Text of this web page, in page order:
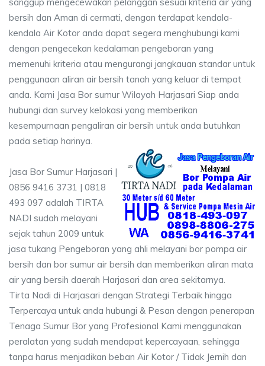
bersih dan Aman di cermati, dengan terdapat kendala-
kendala Air Kotor anda dapat segera menghubungi kami
dengan pengecekan kedalaman pengeboran yang
memenuhi kriteria atau mengurangi jangkauan standar untuk
penggunaan aliran air bersih tanah yang keluar di tempat
anda. Kami Jasa Bor sumur Wilayah Harjasari Siap anda
hubungi dan survey kelokasi yang memberikan
kesempurnaan pengaliran air bersih untuk anda butuhkan
pada setiap harinya.
Jasa Bor Sumur Harjasari |
0856 9416 3731 | 0818
493 097 adalah TIRTA
NADI sudah melayani
sejak tahun 2009 untuk
jasa tukang Pengeboran yang ahli melayani bor pompa air
bersih dan bor sumur air bersih dan memberikan aliran mata
air yang bersih daerah Harjasari dan area sekitarnya.
Tirta Nadi di Harjasari dengan Strategi Terbaik hingga
Terpercaya untuk anda hubungi & Pesan dengan penerapan
Tenaga Sumur Bor yang Profesional Kami menggunakan
peralatan yang sudah mendapat kepercayaan, sehingga
tanpa harus menjadikan beban Air Kotor / Tidak Jernih dan